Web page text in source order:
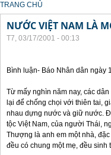
YOU ARE HERE
TRANG CHỦ
NƯỚC VIỆT NAM LÀ
T7, 03/17/2001 - 00:13
Bình luận- Báo Nhân dân ngày
Từ mấy nghìn năm nay, các
lại để chống chọi với thiên tai,
nhau dựng nước và giữ nước.
tộc Việt Nam, của người Thái,
Thượng là anh em một nhà,
đều có chung một mẹ, đều sinh